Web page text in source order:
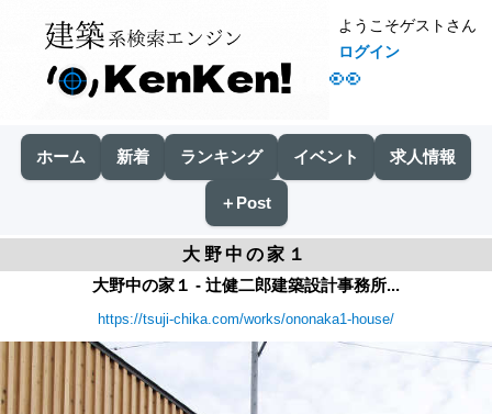
👀
ようこそゲストさん
ログイン
ホーム 新着 ランキング イベント 求人情報
＋Post
大野中の家１
大野中の家１ - 辻健二郎建築設計事務所...
https://tsuji-chika.com/works/ononaka1-house/